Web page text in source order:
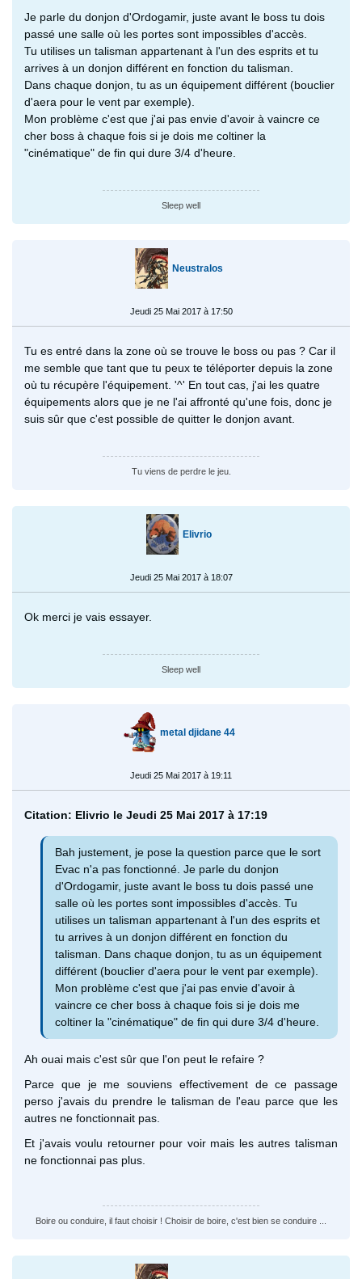
Je parle du donjon d'Ordogamir, juste avant le boss tu dois
passé une salle où les portes sont impossibles d'accès.
Tu utilises un talisman appartenant à l'un des esprits et tu
arrives à un donjon différent en fonction du talisman.
Dans chaque donjon, tu as un équipement différent (bouclier
d'aera pour le vent par exemple).
Mon problème c'est que j'ai pas envie d'avoir à vaincre ce
cher boss à chaque fois si je dois me coltiner la
"cinématique" de fin qui dure 3/4 d'heure.
Sleep well
Neustralos
Jeudi 25 Mai 2017 à 17:50
Tu es entré dans la zone où se trouve le boss ou pas ? Car il
me semble que tant que tu peux te téléporter depuis la zone
où tu récupère l'équipement. '^' En tout cas, j'ai les quatre
équipements alors que je ne l'ai affronté qu'une fois, donc je
suis sûr que c'est possible de quitter le donjon avant.
Tu viens de perdre le jeu.
Elivrio
Jeudi 25 Mai 2017 à 18:07
Ok merci je vais essayer.
Sleep well
metal djidane 44
Jeudi 25 Mai 2017 à 19:11
Citation: Elivrio le Jeudi 25 Mai 2017 à 17:19
Bah justement, je pose la question parce que le sort
Evac n'a pas fonctionné. Je parle du donjon
d'Ordogamir, juste avant le boss tu dois passé une
salle où les portes sont impossibles d'accès. Tu
utilises un talisman appartenant à l'un des esprits et
tu arrives à un donjon différent en fonction du
talisman. Dans chaque donjon, tu as un équipement
différent (bouclier d'aera pour le vent par exemple).
Mon problème c'est que j'ai pas envie d'avoir à
vaincre ce cher boss à chaque fois si je dois me
coltiner la "cinématique" de fin qui dure 3/4 d'heure.
Ah ouai mais c'est sûr que l'on peut le refaire ?
Parce que je me souviens effectivement de ce passage
perso j'avais du prendre le talisman de l'eau parce que les
autres ne fonctionnait pas.
Et j'avais voulu retourner pour voir mais les autres talisman
ne fonctionnai pas plus.
Boire ou conduire, il faut choisir ! Choisir de boire, c'est bien se conduire ...